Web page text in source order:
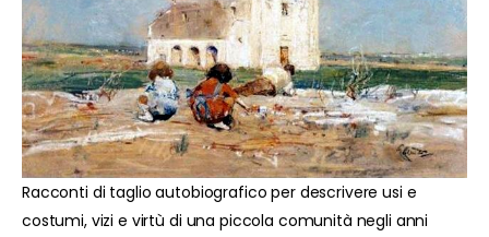
Racconti di taglio autobiografico per descrivere usi e
costumi, vizi e virtù di una piccola comunità negli anni